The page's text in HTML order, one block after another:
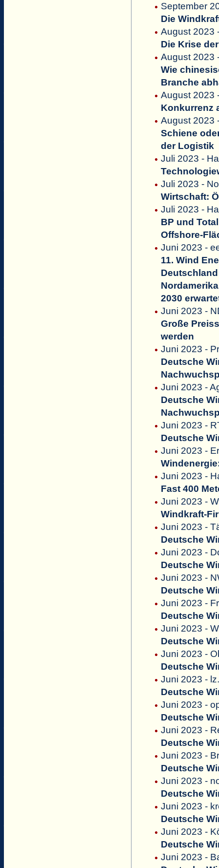
September
Die
August 2023
Die Krise
August 2023
Wie
Branche
August 2023
Konkurrenz
August 2023
Schiene
der Logistik
Juli 2023 -
Juli 2023 -
Wirtschaft:
Juli 2023 -
BP und
Offshore-
Juni 2023 -
11. Wind
2030
Juni 2023 -
Große
werden
Juni 2023 -
Deutsche
Juni 2023 -
Deutsche
Juni 2023 -
Deutsche
Juni 2023 -
Juni 2023 -
Fast 400
Juni 2023 -
Windkraft-
Juni 2023 -
Deutsche
Juni 2023 -
Deutsche
Juni 2023 -
Deutsche
Juni 2023 -
Deutsche
Juni 2023 -
Deutsche
Juni 2023 -
Deutsche
Juni 2023 -
Deutsche
Juni 2023 -
Deutsche
Juni 2023 -
Deutsche
Juni 2023 -
Deutsche
Juni 2023 -
Deutsche
Juni 2023 -
Deutsche
Juni 2023 -
Deutsche
Juni 2023 -